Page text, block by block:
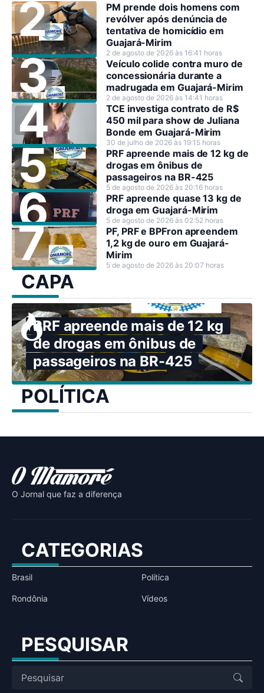
PM prende dois homens com
revólver após denúncia de
tentativa de homicídio em
Guajará-Mirim
2 de agosto de 2026 às 16:41 horas
Veículo colide contra muro de
concessionária durante a
madrugada em Guajará-Mirim
2 de agosto de 2026 às 14:41 horas
TCE investiga contrato de R$
450 mil para show de Juliana
Bonde em Guajará-Mirim
30 de julho de 2026 às 19:15 horas
PRF apreende mais de 12 kg de
drogas em ônibus de
passageiros na BR-425
5 de agosto de 2026 às 20:16 horas
PRF apreende quase 13 kg de
droga em Guajará-Mirim
5 de agosto de 2026 às 02:52 horas
PF, PRF e BPFron apreendem
1,2 kg de ouro em Guajará-
Mirim
5 de agosto de 2026 às 20:07 horas
CAPA
PRF apreende mais de 12 kg
de drogas em ônibus de
passageiros na BR-425
POLÍTICA
O Jornal que faz a diferença
CATEGORIAS
Brasil Política
Rondônia Vídeos
PESQUISAR